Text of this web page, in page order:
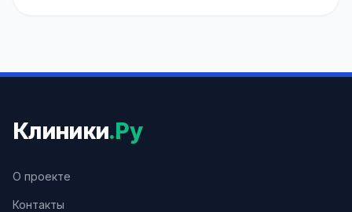
Клиники.Ру
О проекте
Контакты